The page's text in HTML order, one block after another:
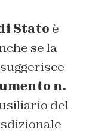
Stato è
se la
n.
del